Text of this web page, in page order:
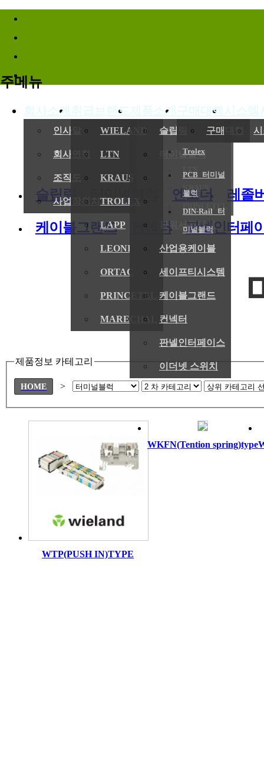
바로가기메뉴
주메뉴
회사소개
인사말
회사연혁
조직도
사업장위치/연락처
취급브랜드
WIELAND
LTN
KRAUS
TROLEX
LAPP
LEONI
ORTAC
PRINCETEL
MARECHAL
제품소개
슬립링
Trolex
KRAUS
PRINCETEL
터미널블럭
PCB 터미널
블럭
DIN-Rail 터
미널블럭
엔코더
레졸버
파워서플라이
산업용케이블
세이프티시스템
케이블그랜드
컨넥터
판넬인터페이스
이더넷 스위치
구매대행
구매대행
(
전기,기
슬립링 터미널블럭 엔코더 레졸
케이블그랜드 컨넥터 판넬인터페
제품정보 카테고리
HOME >
WTP(PUSH IN)TYPE
WKFN(Tention spring)type